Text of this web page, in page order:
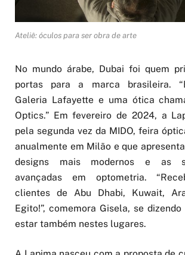
Ateliê: óculos para ser obra de arte
No mundo árabe, Dubai foi quem
portas para a marca brasileira.
Galeria Lafayette e uma ótica
Optics.” Em fevereiro de 2024, a
pela segunda vez da MIDO, feira
anualmente em Milão e que
designs mais modernos e as
avançadas em optometria.
clientes de Abu Dhabi, Kuwait,
Egito!”, comemora Gisela, se
estar também nestes lugares.